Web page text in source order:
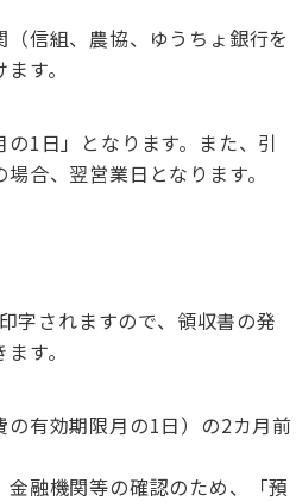
信組、農協、ゆうちょ銀行を
す。
1日」となります。また、引
合、翌営業日となります。
字されますので、領収書の発
す。
の有効期限月の1日）の2カ月前
融機関等の確認のため、「預